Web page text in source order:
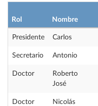
Rol Nombre
Presidente Carlos
Secretario Antonio
Doctor
Roberto
José
Doctor
Nicolás